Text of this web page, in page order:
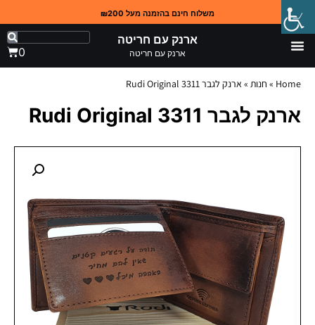
משלוח חינם בהזמנה מעל ₪200
ארנק עם חריטה
ארנק עם חריטה 0
Home
» חנות » ארנק לגבר 3311 Rudi Original
ארנק לגבר 3311 Rudi Original